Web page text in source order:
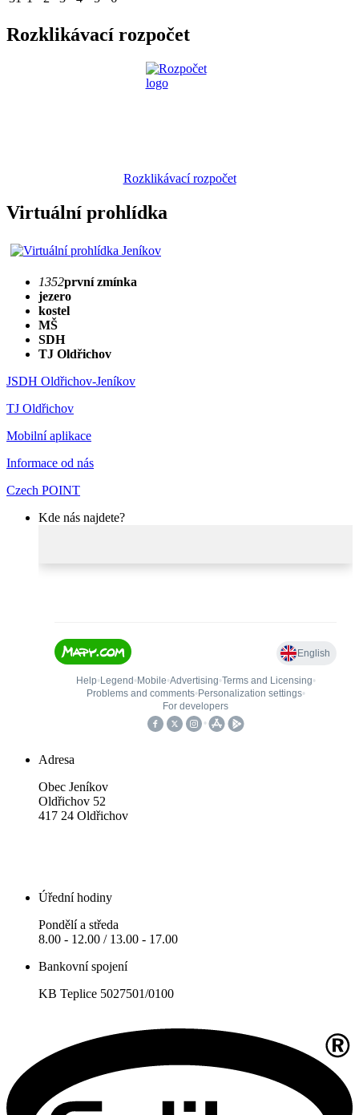
Rozklikávací rozpočet
Rozklikávací rozpočet
Virtuální prohlídka
1352první zmínka
jezero
kostel
MŠ
SDH
TJ Oldřichov
JSDH Oldřichov-Jeníkov
TJ Oldřichov
Mobilní aplikace
Informace od nás
Czech POINT
Kde nás najdete?
Adresa
Obec Jeníkov
Oldřichov 52
417 24 Oldřichov
Úřední hodiny
Pondělí a středa
8.00 - 12.00 / 13.00 - 17.00
Bankovní spojení
KB Teplice 5027501/0100